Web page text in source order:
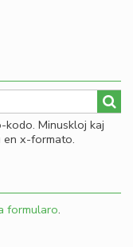
kodo. Minuskloj kaj
en x-formato.
formularo.